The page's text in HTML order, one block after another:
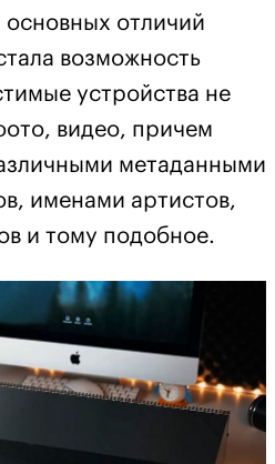
отличий
возможность
устройства не
видео, причем
метаданными
именами артистов,
и тому подобное.